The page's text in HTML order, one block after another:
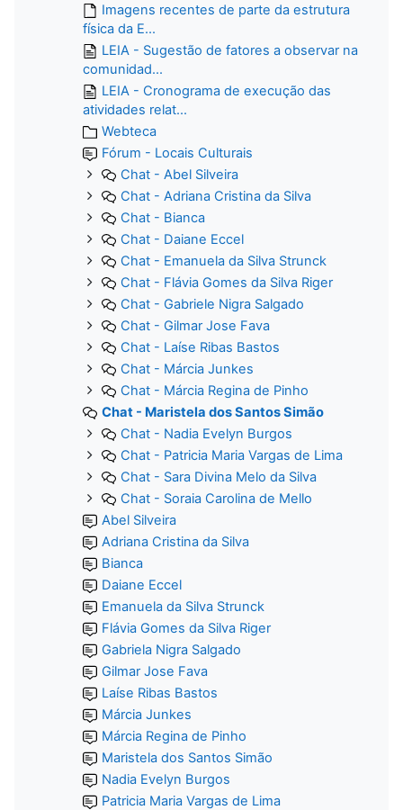
Imagens recentes de parte da estrutura
física da E...
LEIA - Sugestão de fatores a observar na
comunidad...
LEIA - Cronograma de execução das
atividades relat...
Webteca
Fórum - Locais Culturais
Chat - Abel Silveira
Chat - Adriana Cristina da Silva
Chat - Bianca
Chat - Daiane Eccel
Chat - Emanuela da Silva Strunck
Chat - Flávia Gomes da Silva Riger
Chat - Gabriele Nigra Salgado
Chat - Gilmar Jose Fava
Chat - Laíse Ribas Bastos
Chat - Márcia Junkes
Chat - Márcia Regina de Pinho
Chat - Maristela dos Santos Simão
Chat - Nadia Evelyn Burgos
Chat - Patricia Maria Vargas de Lima
Chat - Sara Divina Melo da Silva
Chat - Soraia Carolina de Mello
Abel Silveira
Adriana Cristina da Silva
Bianca
Daiane Eccel
Emanuela da Silva Strunck
Flávia Gomes da Silva Riger
Gabriela Nigra Salgado
Gilmar Jose Fava
Laíse Ribas Bastos
Márcia Junkes
Márcia Regina de Pinho
Maristela dos Santos Simão
Nadia Evelyn Burgos
Patricia Maria Vargas de Lima